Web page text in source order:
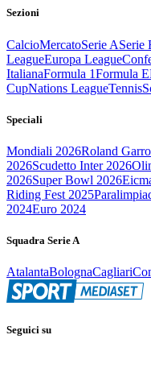
Sezioni
CalcioMercatoSerie ASerie
LeagueEuropa League
ItalianaFormula 1Formula E
CupNations LeagueTennis
Speciali
Mondiali 2026Roland
2026Scudetto Inter 2026
2026Super Bowl 2026
Riding Fest 2025
2024Euro 2024
Squadra Serie A
AtalantaBolognaCagliari
Seguici su